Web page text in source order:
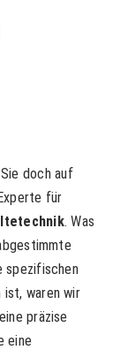
doch auf
für
. Was
spezifischen
ist, waren wir
präzise
eine